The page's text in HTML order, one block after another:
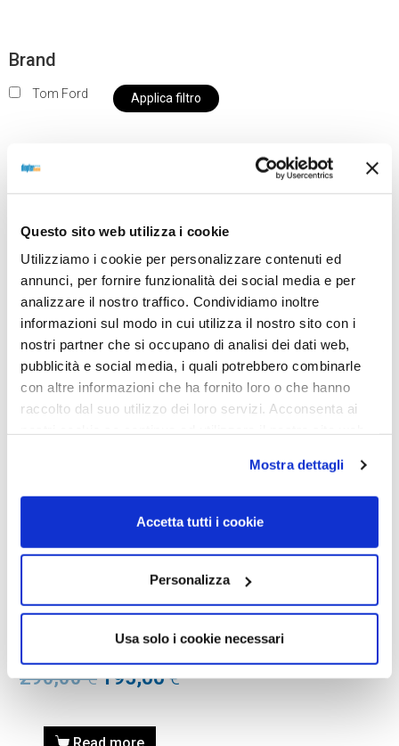
Questo sito web utilizza i cookie
Utilizziamo i cookie per personalizzare contenuti ed
annunci, per fornire funzionalità dei social media e per
analizzare il nostro traffico. Condividiamo inoltre
informazioni sul modo in cui utilizza il nostro sito con i
nostri partner che si occupano di analisi dei dati web,
pubblicità e social media, i quali potrebbero combinarle
con altre informazioni che ha fornito loro o che hanno
raccolto dal suo utilizzo dei loro servizi. Acconsenta ai
Mostra dettagli
Accetta tutti i cookie
Personalizza
Usa solo i cookie necessari
Brand
Tom Ford Applica filtro
nostro negozio non saranno disponibili per la
da OTTICA DIOPTER
Showing the single result
OCCHIALI DA SOLE
OCCHIALE DA SOLE TOM
FORD FT0602 52 001 – nero
lucido / fumo
290,00€ 195,00€